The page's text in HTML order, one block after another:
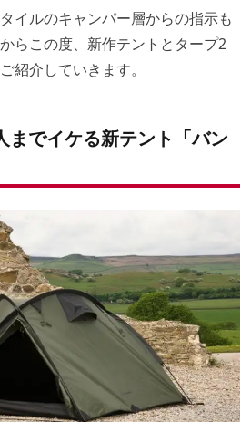
イルのキャンパー層からの指示も
らこの度、新作テントとタープ2
介していきます。
までイケる新テント「バン